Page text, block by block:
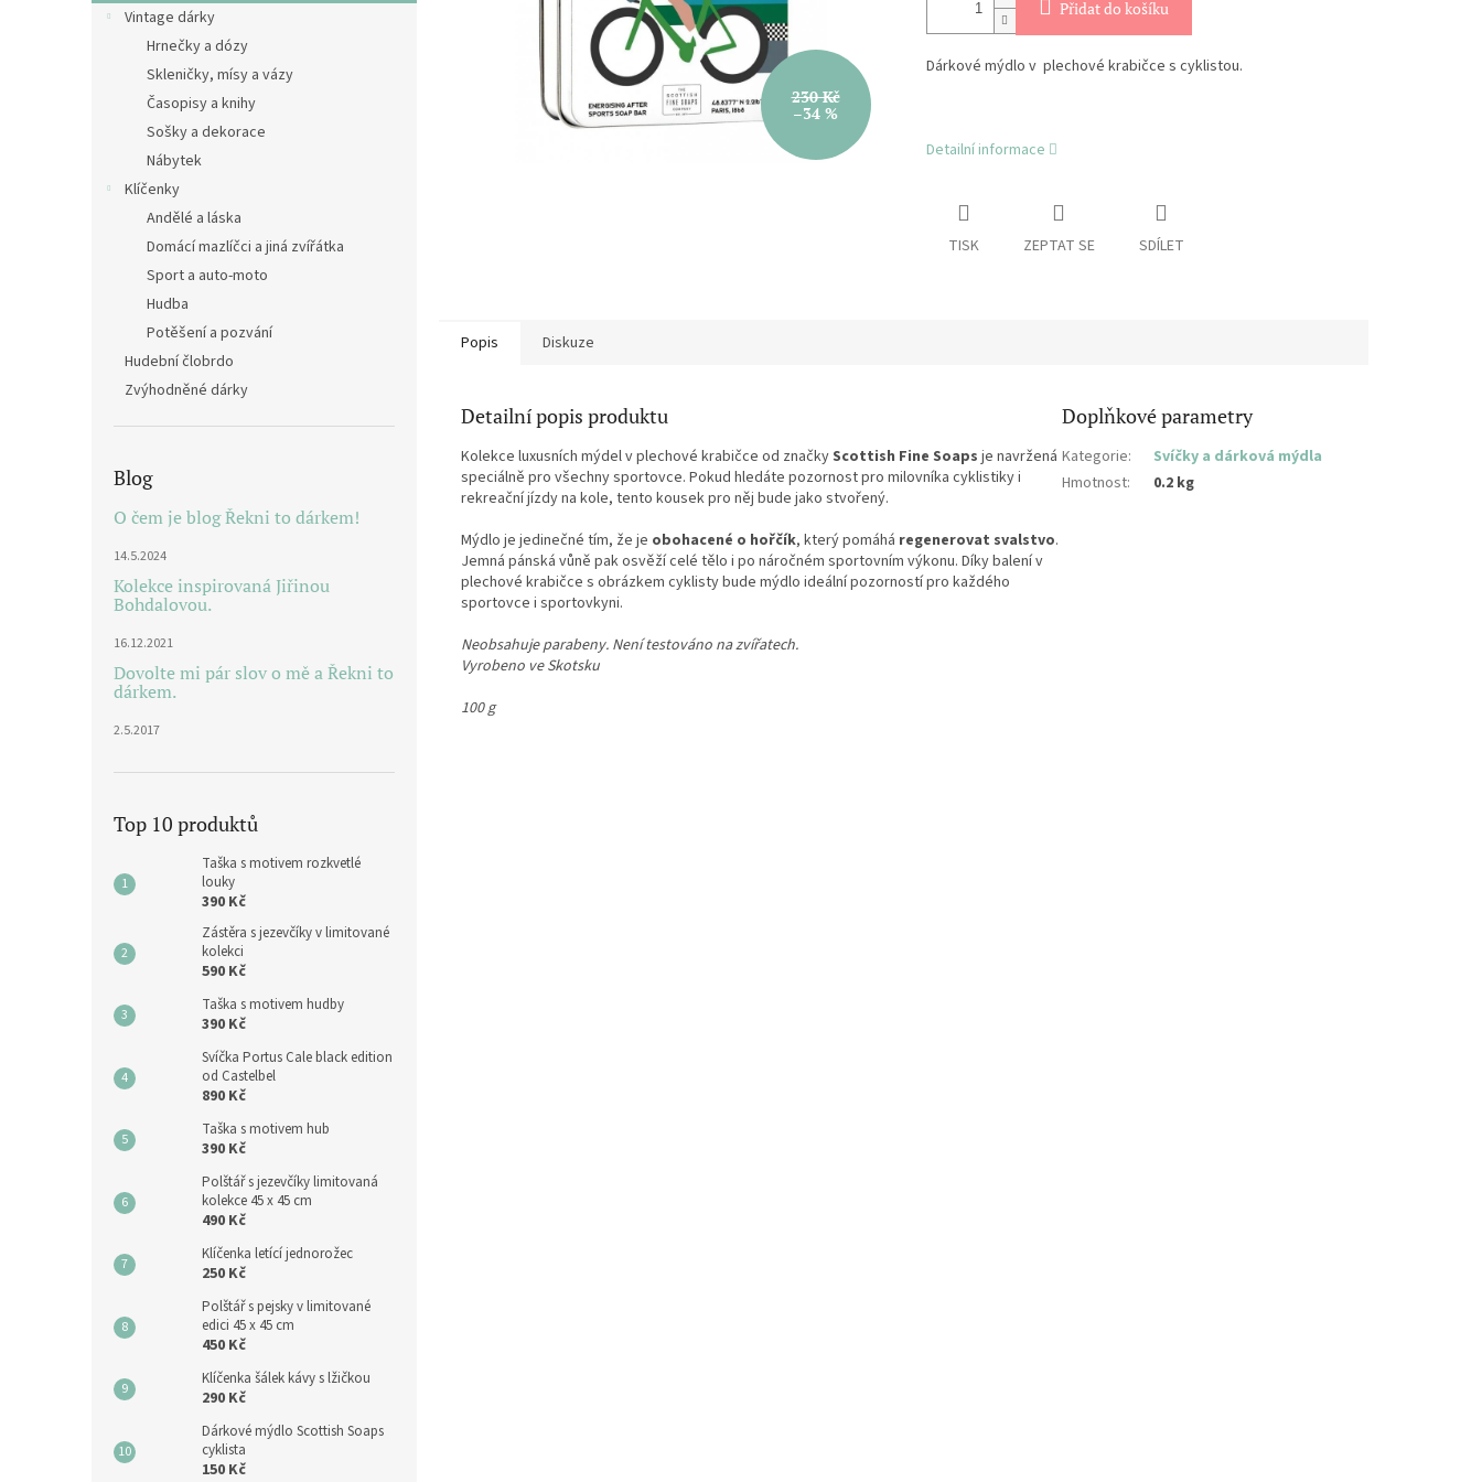
Vintage dárky
Hrnečky a dózy
Skleničky, mísy a vázy
Časopisy a knihy
Sošky a dekorace
Nábytek
Klíčenky
Andělé a láska
Domácí mazlíčci a jiná zvířátka
Sport a auto-moto
Hudba
Potěšení a pozvání
Hudební člobrdo
Zvýhodněné dárky
Blog
O čem je blog Řekni to dárkem!
14.5.2024
Kolekce inspirovaná Jiřinou
Bohdalovou.
16.12.2021
Dovolte mi pár slov o mě a Řekni to
dárkem.
2.5.2017
Top 10 produktů
Taška s motivem rozkvetlé
louky
390 Kč
Zástěra s jezevčíky v limitované
kolekci
590 Kč
Taška s motivem hudby
390 Kč
Svíčka Portus Cale black edition
od Castelbel
890 Kč
Taška s motivem hub
390 Kč
Polštář s jezevčíky limitovaná
kolekce 45 x 45 cm
490 Kč
Klíčenka letící jednorožec
250 Kč
Polštář s pejsky v limitované
edici 45 x 45 cm
450 Kč
Klíčenka šálek kávy s lžičkou
290 Kč
Dárkové mýdlo Scottish Soaps
cyklista
150 Kč
230 Kč
–34 %
Přidat do košíku
Dárkové mýdlo v plechové krabičce s cyklistou.
Detailní informace
TISK ZEPTAT SE SDÍLET
Popis Diskuze
Detailní popis produktu
Kolekce luxusních mýdel v plechové krabičce od značkyScottish Fine Soaps je navržená
speciálně pro všechny sportovce. Pokud hledáte pozornost pro milovníka cyklistiky i
rekreační jízdy na kole, tento kousek pro něj bude jako stvořený.
Mýdlo je jedinečné tím, že je obohacené o hořčík, který pomáhá regenerovat svalstvo.
Jemná pánská vůně pak osvěží celé tělo i po náročném sportovním výkonu. Díky balení v
plechové krabičce s obrázkem cyklisty bude mýdlo ideální pozorností pro každého
sportovce i sportovkyni.
Neobsahuje parabeny. Není testováno na zvířatech.
Vyrobeno ve Skotsku
100 g
Doplňkové parametry
Kategorie:
Svíčky a dárková mýdla
Hmotnost: 0.2 kg